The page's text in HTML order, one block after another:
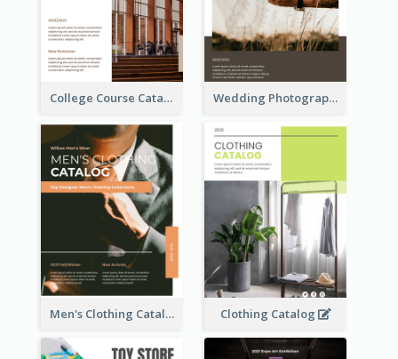
College Course Catalog Wedding Photography Catalog
Men's Clothing Catalog Clothing Catalog